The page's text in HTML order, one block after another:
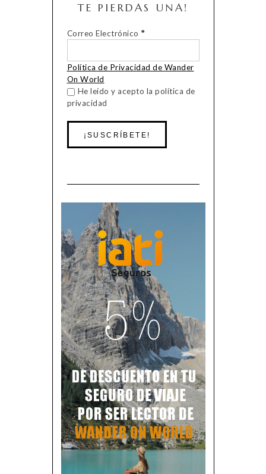
TE PIERDAS UNA!
Correo Electrónico *
Política de Privacidad de Wander
On World
He leído y acepto la política de
privacidad